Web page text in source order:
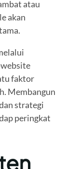
atau
akan
faktor
Membangun
strategi
peringkat